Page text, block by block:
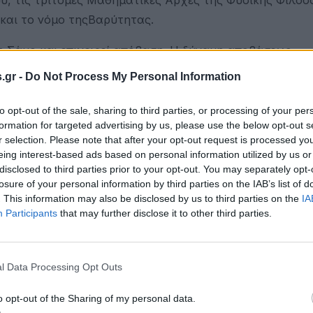
- Do Not Process My Personal Information
opt-out of the sale, sharing to third parties, or processing of your
for targeted advertising by us, please use the below opt-out
selection. Please note that after your opt-out request is processed
interest-based ads based on personal information utilized by us
to third parties prior to your opt-out. You may separately
of your personal information by third parties on the IAB’s list of
This information may also be disclosed by us to third parties on the
Participants that may further disclose it to other third parties.
Data Processing Opt Outs
opt-out of the Sharing of my personal data.
το νόμο τηςΒαρύτητας.
Σάμο και επιχειρεί απόβαση. Η δύναμη αποβάσεως,
Ισχυρή δύναμη Κρητών επιτίθεται εναντίον 5.000
απώλειες.
υπό τον Ομέρ Πασά της Καρύστου, στην
πέσει από τους καταρράχτες του Νιαγάρα μέσα σ’
για 18 ώρες και πεθαίνει από ασφυξία.
πυροβολεί κατά απεργών λιμενεργατών και
αντιπαράθεση της ιστορίας με άρματα μάχης.
2.900 άρματα τέθηκαν εκτός μάχης, ενώ οι
230.000 στρατιώτες.